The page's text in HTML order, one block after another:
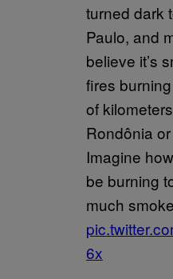
turned dark
Paulo, and
believe it’s
fires
of
Rondônia
Imagine
be burning
much
6x